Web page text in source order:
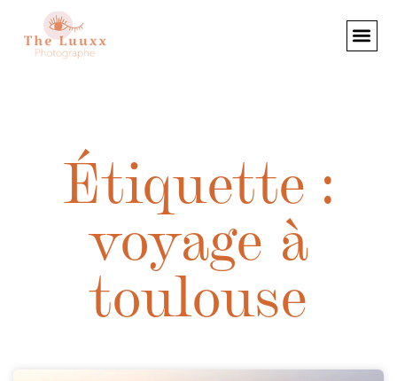
Étiquette :
voyage à
toulouse